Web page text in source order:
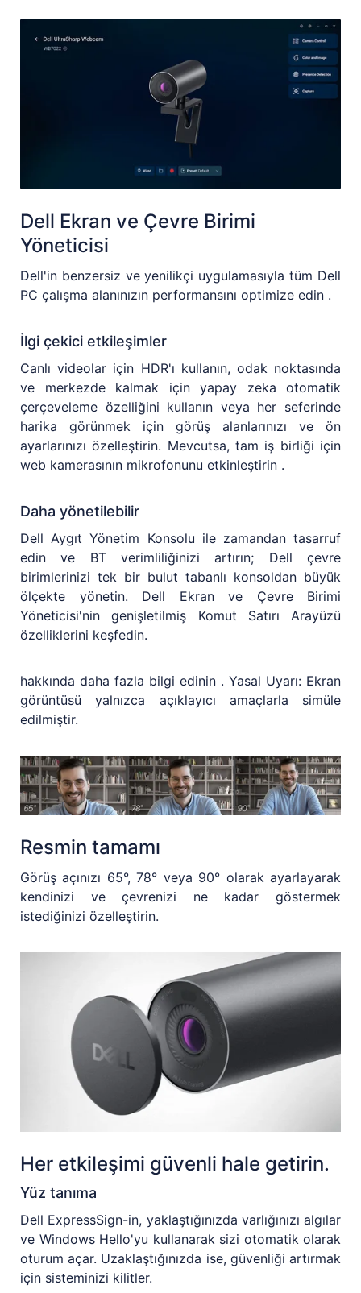
Dell Ekran ve Çevre Birimi
Yöneticisi
Dell'in benzersiz ve yenilikçi uygulamasıyla tüm Dell
PC çalışma alanınızın performansını optimize edin .
İlgi çekici etkileşimler
Canlı videolar için HDR'ı kullanın, odak noktasında
ve merkezde kalmak için yapay zeka otomatik
çerçeveleme özelliğini kullanın veya her seferinde
harika görünmek için görüş alanlarınızı ve ön
ayarlarınızı özelleştirin. Mevcutsa, tam iş birliği için
web kamerasının mikrofonunu etkinleştirin .
Daha yönetilebilir
Dell Aygıt Yönetim Konsolu ile zamandan tasarruf
edin ve BT verimliliğinizi artırın; Dell çevre
birimlerinizi tek bir bulut tabanlı konsoldan büyük
ölçekte yönetin. Dell Ekran ve Çevre Birimi
Yöneticisi'nin genişletilmiş Komut Satırı Arayüzü
özelliklerini keşfedin.
hakkında daha fazla bilgi edinin . Yasal Uyarı: Ekran
görüntüsü yalnızca açıklayıcı amaçlarla simüle
edilmiştir.
Resmin tamamı
Görüş açınızı 65°, 78° veya 90° olarak ayarlayarak
kendinizi ve çevrenizi ne kadar göstermek
istediğinizi özelleştirin.
Her etkileşimi güvenli hale getirin.
Yüz tanıma
Dell ExpressSign-in, yaklaştığınızda varlığınızı algılar
ve Windows Hello'yu kullanarak sizi otomatik olarak
oturum açar. Uzaklaştığınızda ise, güvenliği artırmak
için sisteminizi kilitler.